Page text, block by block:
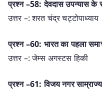
प्रश्न –58: देवदास उपन्यास के
उत्तर –: शरत चंद्र चट्टोपाध्याय
प्रश्न –60: भारत का पहला
उत्तर –: जेम्स अगस्टस हिकी
प्रश्न –61: विजय नगर